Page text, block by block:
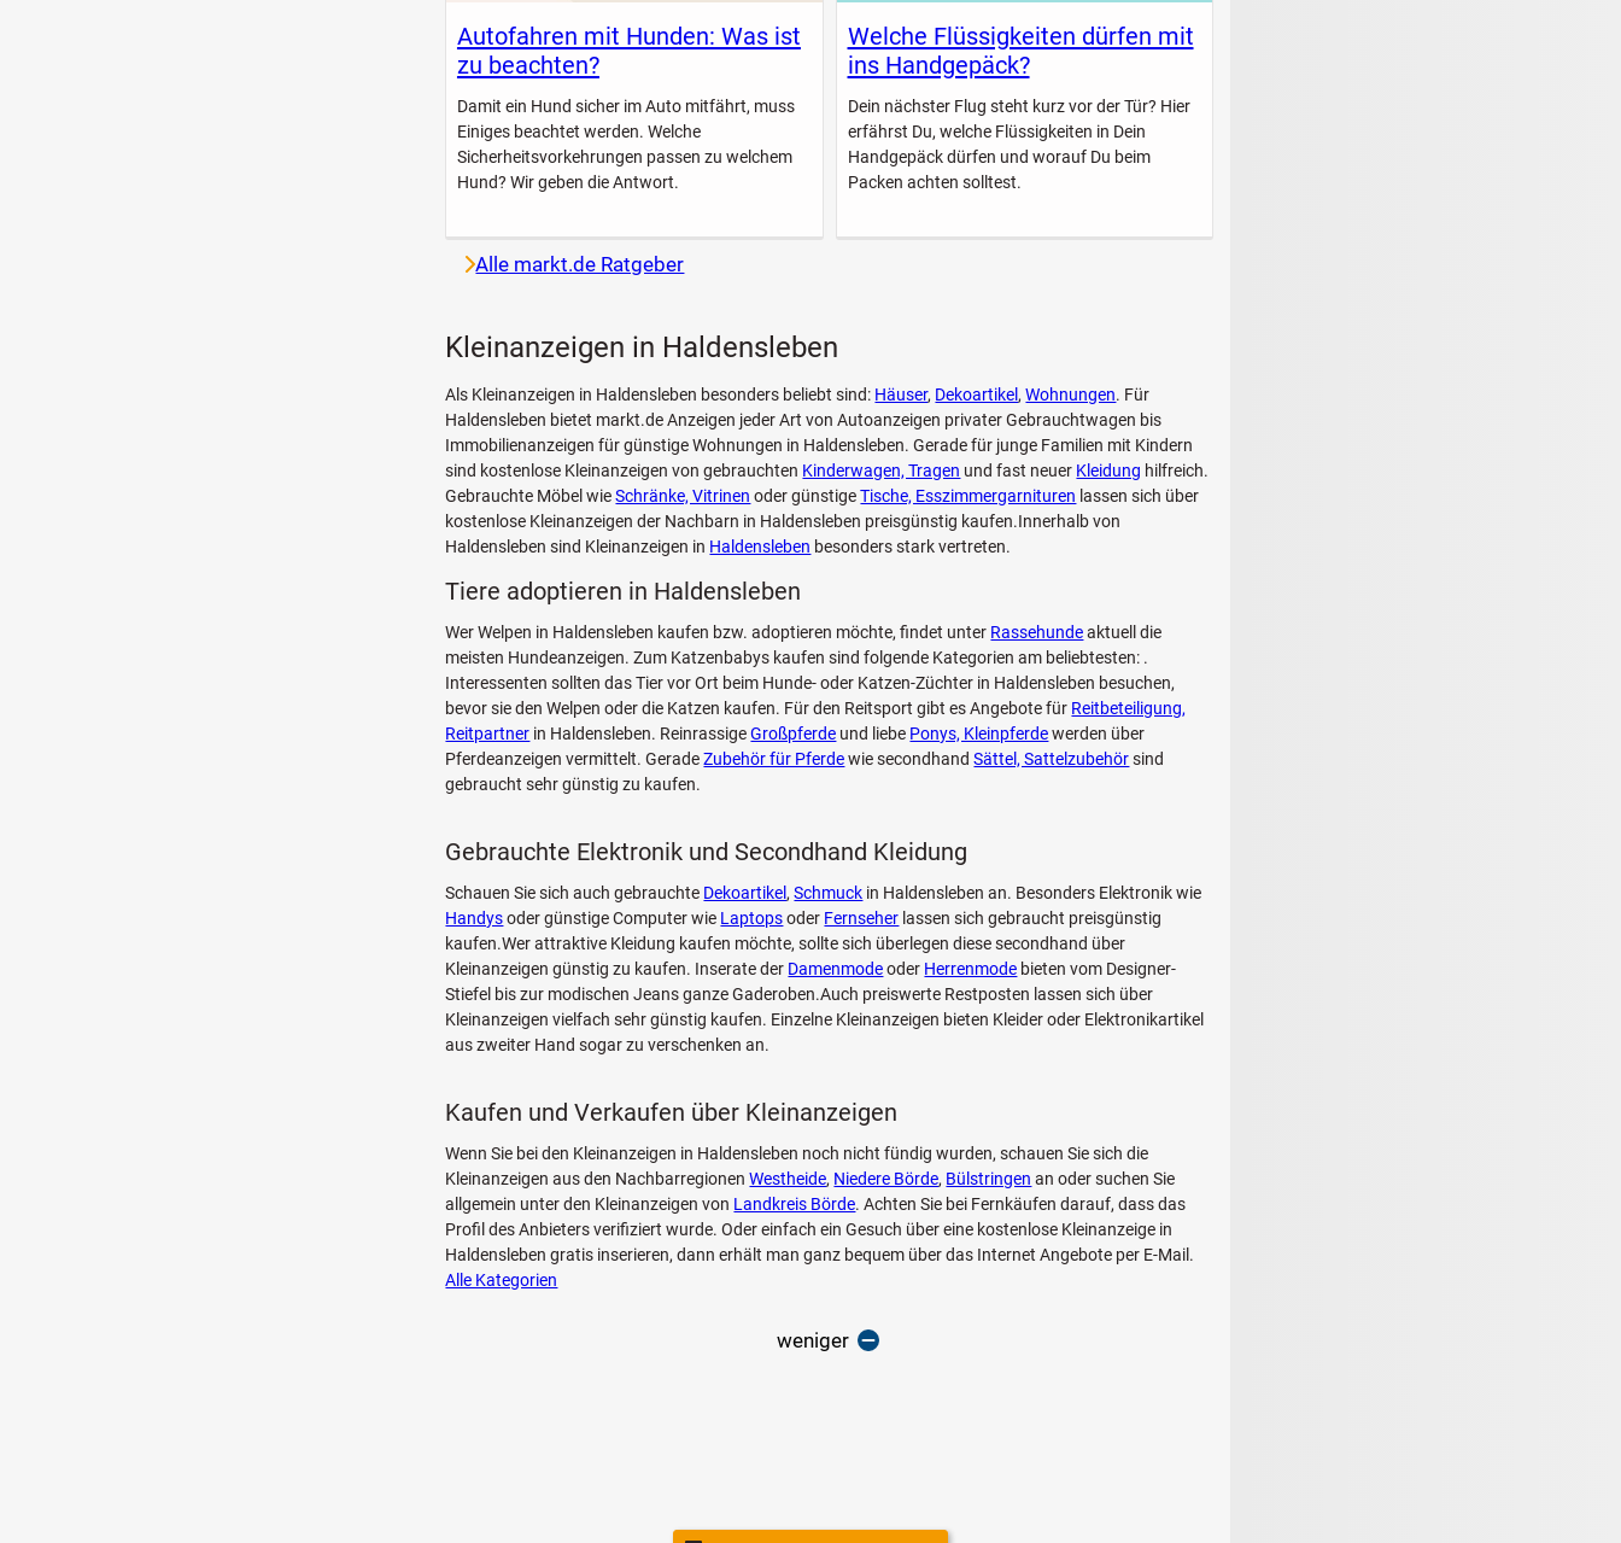
Autofahren mit Hunden: Was ist
zu beachten?
Damit ein Hund sicher im Auto mitfährt, muss
Einiges beachtet werden. Welche
Sicherheitsvorkehrungen passen zu welchem
Hund? Wir geben die Antwort.
Welche Flüssigkeiten dürfen mit
ins Handgepäck?
Dein nächster Flug steht kurz vor der Tür? Hier
erfährst Du, welche Flüssigkeiten in Dein
Handgepäck dürfen und worauf Du beim
Packen achten solltest.
Alle markt.de Ratgeber
Kleinanzeigen in Haldensleben
Als Kleinanzeigen in Haldensleben besonders beliebt sind: Häuser, Dekoartikel ,Wohnungen. Für
Haldensleben bietet markt.de Anzeigen jeder Art von Autoanzeigen privater Gebrauchtwagen bis
Immobilienanzeigen für günstige Wohnungen in Haldensleben. Gerade für junge Familien mit Kindern
sind kostenlose Kleinanzeigen von gebrauchten Kinderwagen, Tragen und fast neuer Kleidung hilfreich.
Gebrauchte Möbel wieSchränke, Vitrinen oder günstigeTische, Esszimmergarnituren lassen sich über
kostenlose Kleinanzeigen der Nachbarn in Haldensleben preisgünstig kaufen.Innerhalb von
Haldensleben sind Kleinanzeigen in Haldensleben besonders stark vertreten.
Tiere adoptieren in Haldensleben
Wer Welpen in Haldensleben kaufen bzw. adoptieren möchte, findet unter Rassehundeaktuell die
meisten Hundeanzeigen. Zum Katzenbabys kaufen sind folgende Kategorien am beliebtesten: .
Interessenten sollten das Tier vor Ort beim Hunde- oder Katzen-Züchter in Haldensleben besuchen,
bevor sie den Welpen oder die Katzen kaufen. Für den Reitsport gibt es Angebote für Reitbeteiligung,
Reitpartner in Haldensleben. ReinrassigeGroßpferde und liebe Ponys, Kleinpferdewerden über
Pferdeanzeigen vermittelt. GeradeZubehör für Pferdewie secondhandSättel, Sattelzubehörsind
gebraucht sehr günstig zu kaufen.
Gebrauchte Elektronik und Secondhand Kleidung
Schauen Sie sich auch gebrauchte Dekoartikel ,Schmuck in Haldensleben an. Besonders Elektronik wie
Handysoder günstige Computer wie Laptopsoder Fernseher lassen sich gebraucht preisgünstig
kaufen.Wer attraktive Kleidung kaufen möchte, sollte sich überlegen diese secondhand über
Kleinanzeigen günstig zu kaufen. Inserate der Damenmodeoder Herrenmode bieten vom Designer-
Stiefel bis zur modischen Jeans ganze Gaderoben.Auch preiswerte Restposten lassen sich über
Kleinanzeigen vielfach sehr günstig kaufen. Einzelne Kleinanzeigen bieten Kleider oder Elektronikartikel
aus zweiter Hand sogar zu verschenken an.
Kaufen und Verkaufen über Kleinanzeigen
Wenn Sie bei den Kleinanzeigen in Haldensleben noch nicht fündig wurden, schauen Sie sich die
Kleinanzeigen aus den NachbarregionenWestheide, Niedere Börde, Bülstringen an oder suchen Sie
allgemein unter den Kleinanzeigen von Landkreis Börde. Achten Sie bei Fernkäufen darauf, dass das
Profil des Anbieters verifiziert wurde. Oder einfach ein Gesuch über eine kostenlose Kleinanzeige in
Haldensleben gratis inserieren, dann erhält man ganz bequem über das Internet Angebote per E-Mail.
Alle Kategorien
weniger